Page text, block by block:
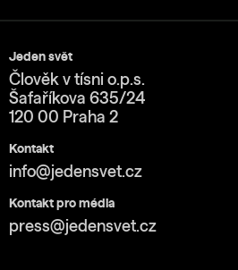
Jeden svět
Člověk v tísni o.p.s.
Šafaříkova 635/24
120 00 Praha 2
Kontakt
info@jedensvet.cz
Kontakt pro média
press@jedensvet.cz